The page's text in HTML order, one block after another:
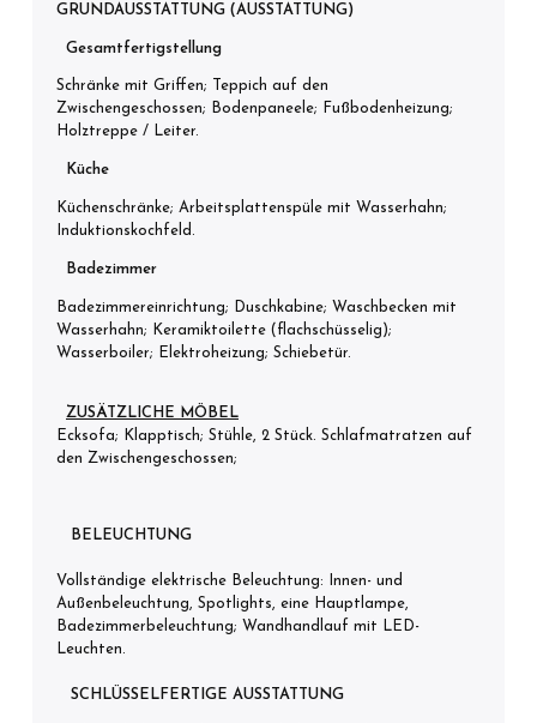
GRUNDAUSSTATTUNG (AUSSTATTUNG)
Gesamtfertigstellung
Schränke mit Griffen; Teppich auf den
Zwischengeschossen; Bodenpaneele; Fußbodenheizung;
Holztreppe / Leiter.
Küche
Küchenschränke; Arbeitsplattenspüle mit Wasserhahn;
Induktionskochfeld.
Badezimmer
Badezimmereinrichtung; Duschkabine; Waschbecken mit
Wasserhahn; Keramiktoilette (flachschüsselig);
Wasserboiler; Elektroheizung; Schiebetür.
ZUSÄTZLICHE MÖBEL
Ecksofa; Klapptisch; Stühle, 2 Stück. Schlafmatratzen auf
den Zwischengeschossen;
BELEUCHTUNG
Vollständige elektrische Beleuchtung: Innen- und
Außenbeleuchtung, Spotlights, eine Hauptlampe,
Badezimmerbeleuchtung; Wandhandlauf mit LED-
Leuchten.
SCHLÜSSELFERTIGE AUSSTATTUNG